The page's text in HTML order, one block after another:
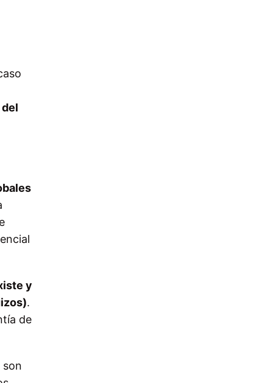
y
.
de
son